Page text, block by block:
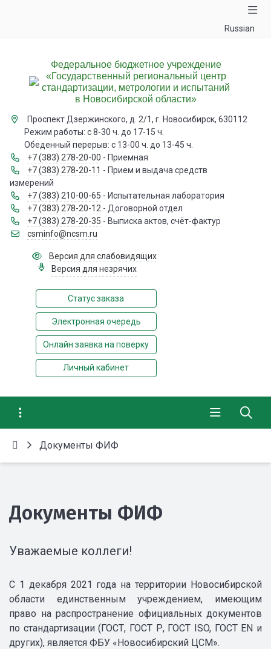
Russian
Федеральное бюджетное учреждение
«Государственный региональный центр
стандартизации, метрологии и испытаний
в Новосибирской области»
Проспект Дзержинского, д. 2/1, г. Новосибирск, 630112
Режим работы: с 8-30 ч. до 17-15 ч.
Обеденный перерыв: с 13-00 ч. до 13-45 ч.
+7 (383) 278-20-00 - Приемная
+7 (383) 278-20-11 - Прием и выдача средств
измерений
+7 (383) 210-00-65 - Испытательная лаборатория
+7 (383) 278-20-12 - Договорной отдел
+7 (383) 278-20-35 - Выписка актов, счёт-фактур
csminfo@ncsm.ru
Версия для слабовидящих
Версия для незрячих
Статус заказа
Электронная очередь
Онлайн заявка на поверку
Личный кабинет
Документы ФИФ
Документы ФИФ
Уважаемые коллеги!
С 1 декабря 2021 года на территории Новосибирской
области единственным учреждением, имеющим
право на распространение официальных документов
по стандартизации (ГОСТ, ГОСТ Р, ГОСТ ISO, ГОСТ EN и
других), является ФБУ «Новосибирский ЦСМ».